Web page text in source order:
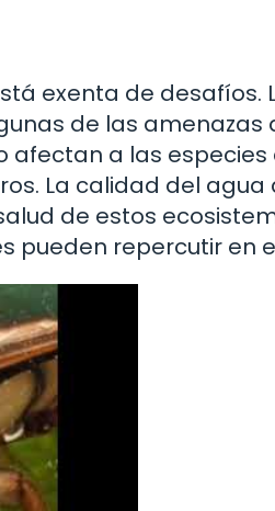
exenta de desafíos.
de las amenazas
afectan a las especies
La calidad del agua
de estos
pueden repercutir en